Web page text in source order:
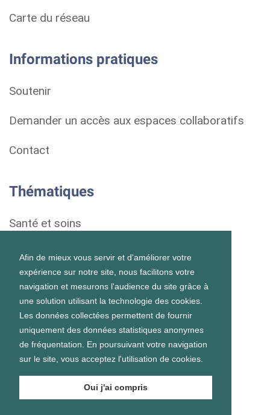
Afin de mieux vous servir et d'améliorer votre
expérience sur notre site, nous facilitons votre
navigation et mesurons l'audience du site grâce à
une solution utilisant la technologie des cookies.
Les données collectées permettent de fournir
uniquement des données statistiques anonymes
de fréquentation. En poursuivant votre navigation
sur le site, vous acceptez l'utilisation de cookies.
Oui j'ai compris
Carte du réseau
Informations pratiques
Soutenir
Demander un accès aux espaces collaboratifs
Contact
Thématiques
Santé et soins
Droits et démarches
Habitat
Formation et vie scolaire
Emploi et vie professionnelle
Prévention